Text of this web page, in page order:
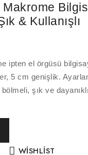
& Kullanışlı
ipten el örgüsü
5 cm genişlik.
şık ve
WISHLIST